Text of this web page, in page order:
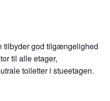
tilbyder god tilgængelighed
til alle etager,
toiletter i stueetagen.